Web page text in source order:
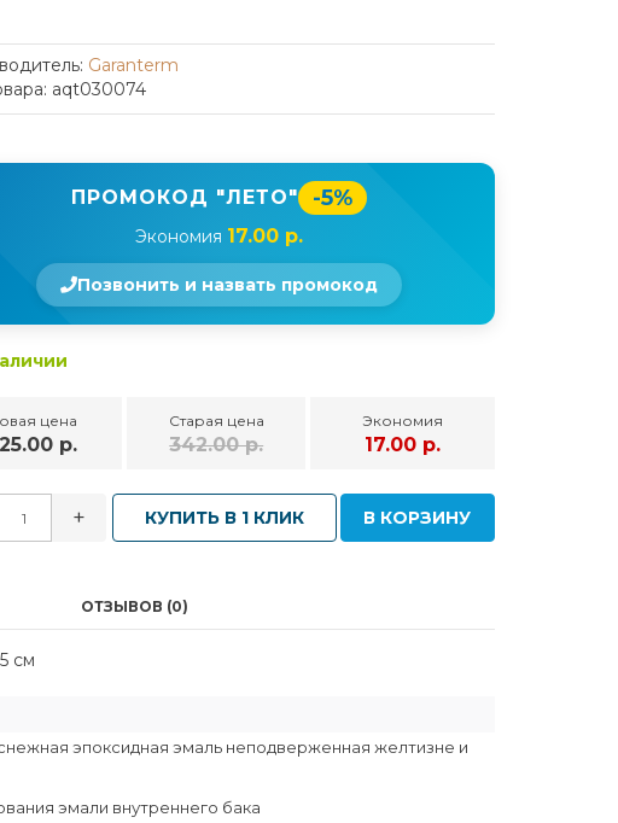
Garanterm
aqt030074
ПРОМОКОД "ЛЕТО" -5%
Экономия 17.00 р.
Позвонить и назвать промокод
цена
р.
Старая цена
342.00 р.
Экономия
17.00 р.
+ КУПИТЬ В 1 КЛИК В КОРЗИНУ
ОТЗЫВОВ (0)
см
эпоксидная эмаль неподверженная желтизне и
эмали внутреннего бака